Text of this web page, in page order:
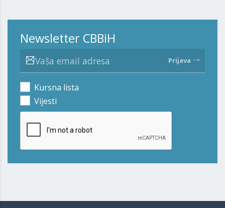
Newsletter CBBiH
Prijava
Kursna lista
Vijesti